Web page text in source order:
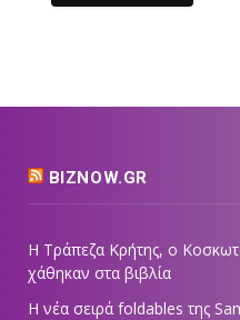
BIZNOW.GR
Η Τράπεζα Κρήτης, ο
χάθηκαν στα βιβλία
Η νέα σειρά foldables της